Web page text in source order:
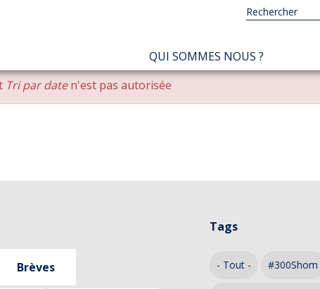
NAVIGATION
PRINCIPALE
QUI SOMMES NOUS ?
Tri par daten'est pas autorisée
Brèves
Tags
- Tout - #300Shom